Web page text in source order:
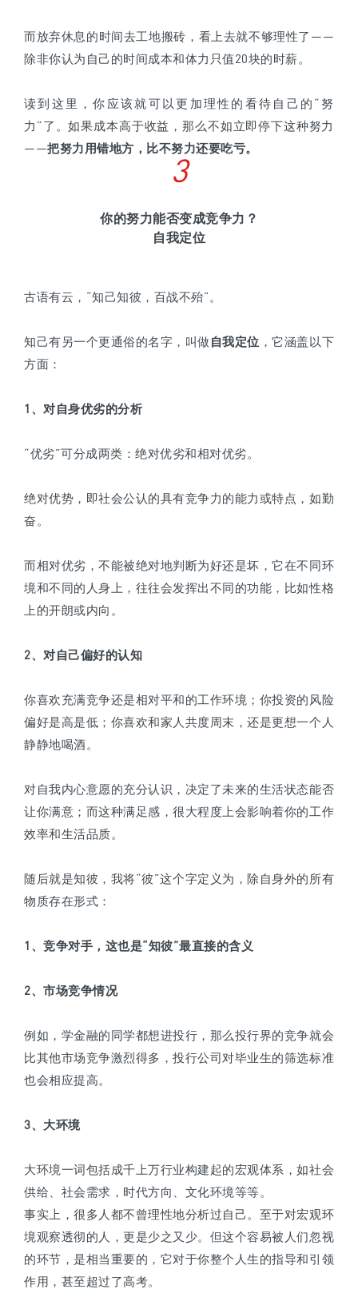
而放弃休息的时间去工地搬砖，看上去就不够理性了——
除非你认为自己的时间成本和体力只值20块的时薪。
读到这里，你应该就可以更加理性的看待自己的“努
力”了。如果成本高于收益，那么不如立即停下这种努力
——把努力用错地方，比不努力还要吃亏。
3
你的努力能否变成竞争力？
自我定位
古语有云，“知己知彼，百战不殆”。
知己有另一个更通俗的名字，叫做 自我定位 ，它涵盖以下
方面：
1、对自身优劣的分析
“优劣”可分成两类：绝对优劣和相对优劣。
绝对优势，即社会公认的具有竞争力的能力或特点，如勤
奋。
而相对优劣，不能被绝对地判断为好还是坏，它在不同环
境和不同的人身上，往往会发挥出不同的功能，比如性格
上的开朗或内向。
2、对自己偏好的认知
你喜欢充满竞争还是相对平和的工作环境；你投资的风险
偏好是高是低；你喜欢和家人共度周末，还是更想一个人
静静地喝酒。
对自我内心意愿的充分认识，决定了未来的生活状态能否
让你满意；而这种满足感，很大程度上会影响着你的工作
效率和生活品质。
随后就是知彼，我将“彼”这个字定义为，除自身外的所有
物质存在形式：
1、竞争对手，这也是“知彼”最直接的含义
2、市场竞争情况
例如，学金融的同学都想进投行，那么投行界的竞争就会
比其他市场竞争激烈得多，投行公司对毕业生的筛选标准
也会相应提高。
3、大环境
大环境一词包括成千上万行业构建起的宏观体系，如社会
供给、社会需求，时代方向、文化环境等等。
事实上，很多人都不曾理性地分析过自己。至于对宏观环
境观察透彻的人，更是少之又少。但这个容易被人们忽视
的环节，是相当重要的，它对于你整个人生的指导和引领
作用，甚至超过了高考。